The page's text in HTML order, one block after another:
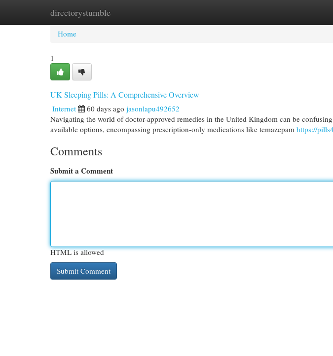
directorystumble
Home New Site Listings
Home
1
UK Sleeping Pills: A Comprehensive Overview
Internet 60 days ago jasonlapu492652
Navigating the world of doctor-approved remedies in the United Kingdom can be
available options, encompassing prescription-only medications like temazepam https://
Comments
Submit a Comment
HTML is allowed